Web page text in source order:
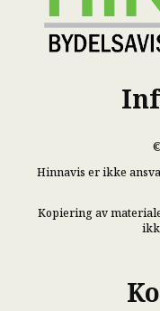
Hinnavis er ikke
Kopiering av